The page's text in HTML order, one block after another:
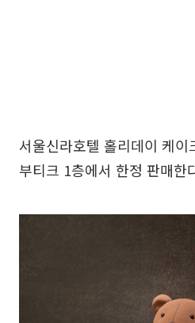
서울신라호텔 홀리데이 케
부티크 1층에서 한정 판매한